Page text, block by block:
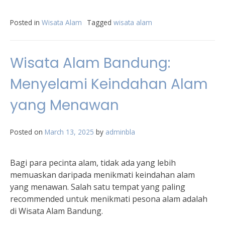
Posted in Wisata Alam Tagged wisata alam
Wisata Alam Bandung:
Menyelami Keindahan Alam
yang Menawan
Posted on March 13, 2025 by adminbla
Bagi para pecinta alam, tidak ada yang lebih
memuaskan daripada menikmati keindahan alam
yang menawan. Salah satu tempat yang paling
recommended untuk menikmati pesona alam adalah
di Wisata Alam Bandung.